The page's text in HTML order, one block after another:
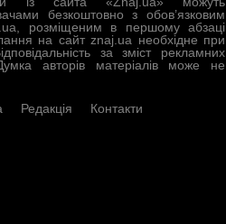
безкоштовно з обов’язковим
розміщеним в першому абзаці
на сайт znaj.ua необхідне при
за зміст рекламних
авторів матеріалів може не
Редакція Контакти